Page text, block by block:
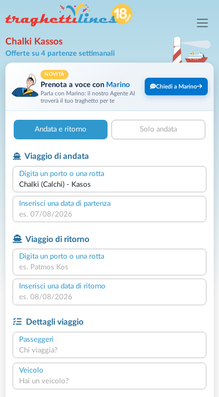
Chalki Kassos
Offerte su 4 partenze settimanali
NOVITÀ
Prenota a voce con Marino
Parla con Marino: il nostro Agente AI
troverà il tuo traghetto per te
Chiedi a Marino
Andata e ritorno Solo andata
Viaggio di andata
Digita un porto o una rotta
Inserisci una data di partenza
Viaggio di ritorno
Digita un porto o una rotta
Inserisci una data di ritorno
Dettagli viaggio
Passeggeri
Chi viaggia?
Veicolo
Hai un veicolo?